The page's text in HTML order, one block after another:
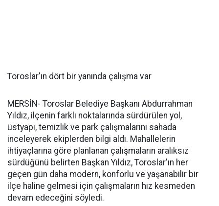
Toroslar'ın dört bir yanında çalışma var
MERSİN- Toroslar Belediye Başkanı Abdurrahman
Yıldız, ilçenin farklı noktalarında sürdürülen yol,
üstyapı, temizlik ve park çalışmalarını sahada
inceleyerek ekiplerden bilgi aldı. Mahallelerin
ihtiyaçlarına göre planlanan çalışmaların aralıksız
sürdüğünü belirten Başkan Yıldız, Toroslar'ın her
geçen gün daha modern, konforlu ve yaşanabilir bir
ilçe haline gelmesi için çalışmaların hız kesmeden
devam edeceğini söyledi.